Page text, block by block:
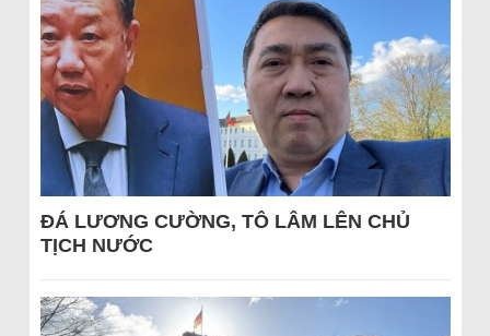
ĐÁ LƯƠNG CƯỜNG, TÔ LÂM LÊN CHỦ
TỊCH NƯỚC